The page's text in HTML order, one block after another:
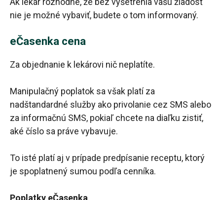
nie je možné vybaviť, budete o tom informovaný.
eČasenka cena
Za objednanie k lekárovi nič neplatíte.
Manipulačný poplatok sa však platí za
nadštandardné služby ako privolanie cez SMS alebo
za informačnú SMS, pokiaľ chcete na diaľku zistiť,
aké číslo sa práve vybavuje.
To isté platí aj v prípade predpísanie receptu, ktorý
je spoplatnený sumou podľa cenníka.
Poplatky eČasenka